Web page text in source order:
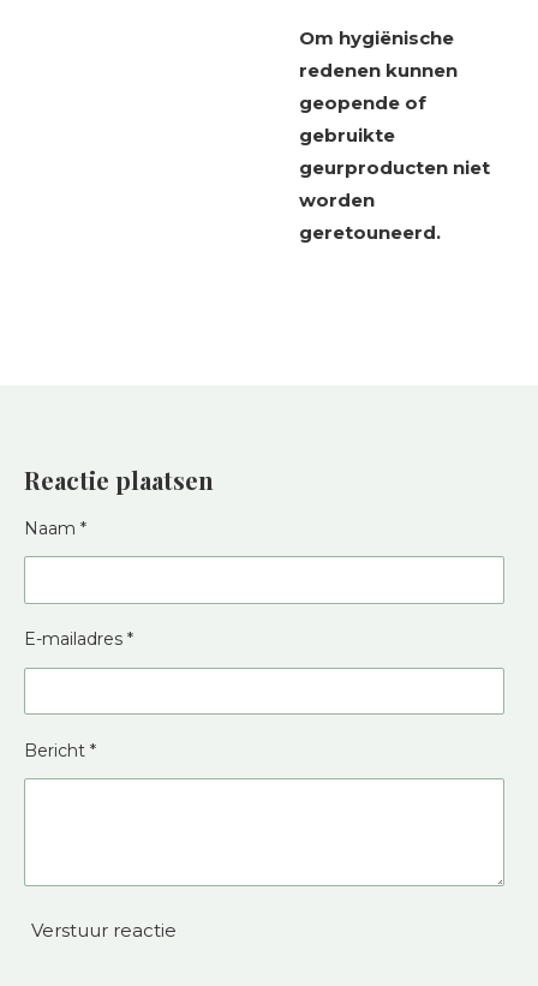
Om hygiënische
redenen kunnen
geopende of
gebruikte
geurproducten niet
worden
geretouneerd.
Reactie plaatsen
Naam *
E-mailadres *
Bericht *
Verstuur reactie